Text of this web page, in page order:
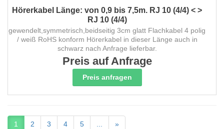
Hörerkabel Länge: von 0,9 bis 7,5m. RJ 10 (4/4) < >
RJ 10 (4/4)
gewendelt,symmetrisch,beidseitig 3cm glatt Flachkabel 4 polig
/ weiß RoHS konform Hörerkabel in dieser Länge auch in
schwarz nach Anfrage lieferbar.
Preis auf Anfrage
Preis anfragen
1 2 3 4 5 »